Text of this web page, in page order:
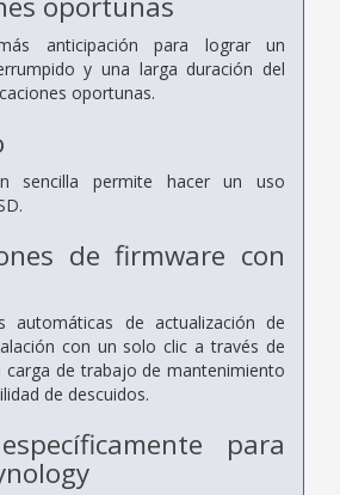
anticipación para lograr un
y una larga duración del
oportunas.
sencilla permite hacer un uso
de firmware con
automáticas de actualización de
con un solo clic a través de
carga de trabajo de mantenimiento
de descuidos.
para